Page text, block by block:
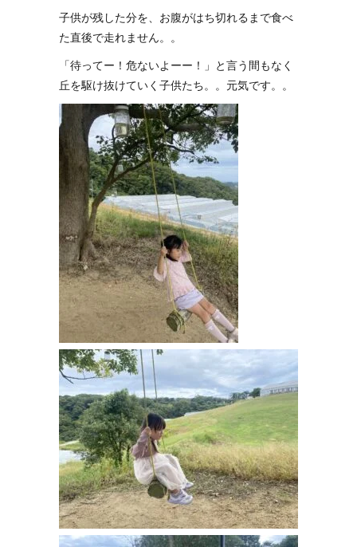
子供が残した分を、お腹がはち切れるまで食べ
た直後で走れません。。
「待ってー！危ないよーー！」と言う間もなく
丘を駆け抜けていく子供たち。。元気です。。